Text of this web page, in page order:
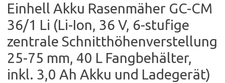
Einhell Akku Rasenmäher GC-CM
36/1 Li (Li-Ion, 36 V, 6-stufige
zentrale Schnitthöhenverstellung
25-75 mm, 40 L Fangbehälter,
inkl. 3,0 Ah Akku und Ladegerät)